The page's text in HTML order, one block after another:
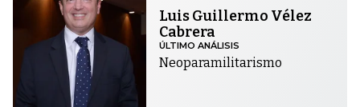
Luis Guillermo Vélez
Cabrera
ÚLTIMO ANÁLISIS
Neoparamilitarismo